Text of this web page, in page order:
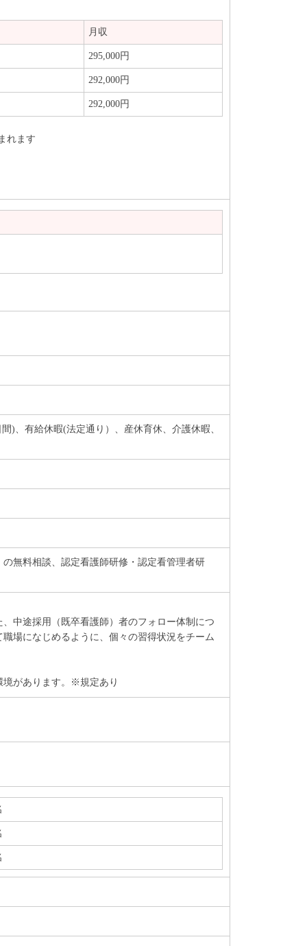
月収
295,000円
292,000円
292,000円
れます
)、有給休暇(法定通り）、産休育休、介護休暇、
無料相談、認定看護師研修・認定看管理者研
中途採用（既卒看護師）者のフォロー体制につ
場になじめるように、個々の習得状況をチーム
境があります。※規定あり